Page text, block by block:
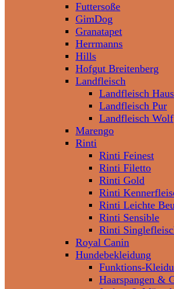
Futtersoße
GimDog
Granatapet
Herrmanns
Hills
Hofgut Breitenberg
Landfleisch
Landfleisch
Landfleisch Pur
Landfleisch Wolf
Marengo
Rinti
Rinti Feinest
Rinti Filetto
Rinti Gold
Rinti
Rinti Leichte
Rinti Sensible
Rinti
Royal Canin
Hundebekleidung
Funktions-
Haarspangen &